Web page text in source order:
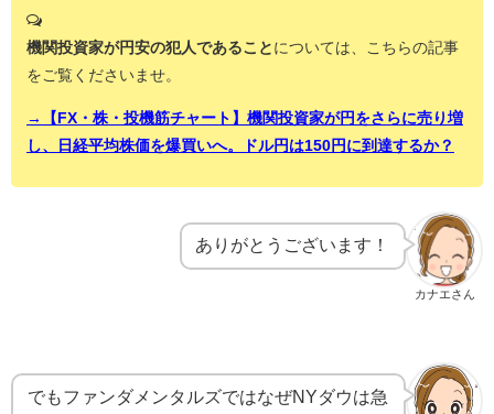
機関投資家が円安の犯人であること については、こちらの記事
をご覧くださいませ。
→【FX・株・投機筋チャート】機関投資家が円をさらに売り増
し、日経平均株価を爆買いへ。ドル円は150円に到達するか？
カナエさん
ありがとうございます！
でもファンダメンタルズではなぜNYダウは急